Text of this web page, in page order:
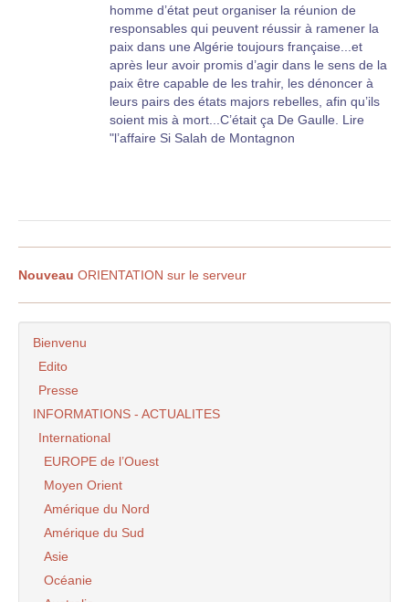
homme d’état peut organiser la réunion de
responsables qui peuvent réussir à ramener la
paix dans une Algérie toujours française...et
après leur avoir promis d’agir dans le sens de la
paix être capable de les trahir, les dénoncer à
leurs pairs des états majors rebelles, afin qu’ils
soient mis à mort...C’était ça De Gaulle. Lire
"l’affaire Si Salah de Montagnon
Nouveau ORIENTATION sur le serveur
Bienvenu
Edito
Presse
INFORMATIONS - ACTUALITES
International
EUROPE de l’Ouest
Moyen Orient
Amérique du Nord
Amérique du Sud
Asie
Océanie